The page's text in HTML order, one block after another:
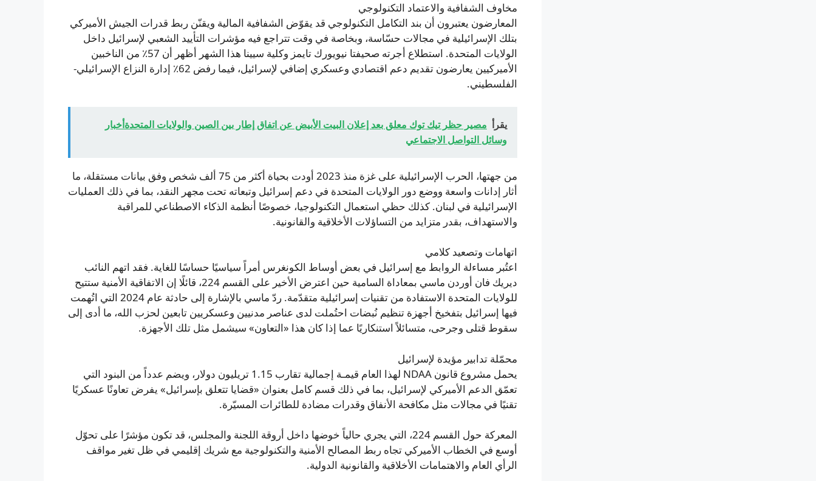
مخاوف الشفافية والاعتماد التكنولوجي
المعارضون يعتبرون أن بند التكامل التكنولوجي قد يقوّض الشفافية المالية ويقنّن ربط قدرات الجيش الأميركي
بتلك الإسرائيلية في مجالات حسّاسة، وبخاصة في وقت تتراجع فيه مؤشرات التأييد الشعبي لإسرائيل داخل
الولايات المتحدة. استطلاع أجرته صحيفتا نيويورك تايمز وكلية سيينا هذا الشهر أظهر أن 57٪ من الناخبين
الأميركيين يعارضون تقديم دعم اقتصادي وعسكري إضافي لإسرائيل، فيما رفض 62٪ إدارة النزاع الإسرائيلي-
الفلسطيني.
يقرأ مصير حظر تيك توك معلق بعد إعلان البيت الأبيض عن اتفاق إطار بين الصين والولايات المتحدةأخبار
وسائل التواصل الاجتماعي
من جهتها، الحرب الإسرائيلية على غزة منذ 2023 أودت بحياة أكثر من 75 ألف شخص وفق بيانات مستقلة، ما
أثار إدانات واسعة ووضع دور الولايات المتحدة في دعم إسرائيل وتبعاته تحت مجهر النقد، بما في ذلك العمليات
الإسرائيلية في لبنان. كذلك حظي استعمال التكنولوجيا، خصوصًا أنظمة الذكاء الاصطناعي للمراقبة
والاستهداف، بقدر متزايد من التساؤلات الأخلاقية والقانونية.
اتهامات وتصعيد كلامي
اعتُبر مساءلة الروابط مع إسرائيل في بعض أوساط الكونغرس أمراً سياسيًا حساسًا للغاية. فقد اتهم النائب
ديريك فان أوردن ماسي بمعاداة السامية حين اعترض الأخير على القسم 224، قائلًا إن الاتفاقية الأمنية ستتيح
للولايات المتحدة الاستفادة من تقنيات إسرائيلية متقدّمة. ردّ ماسي بالإشارة إلى حادثة عام 2024 التي اتُهمت
فيها إسرائيل بتفخيخ أجهزة تنظيم نُبضات احتُملت لدى عناصر مدنيين وعسكريين تابعين لحزب الله، ما أدى إلى
سقوط قتلى وجرحى، متسائلاً استنكاريًا عما إذا كان هذا «التعاون» سيشمل مثل تلك الأجهزة.
محمّلة تدابير مؤيدة لإسرائيل
يحمل مشروع قانون NDAA لهذا العام قيمـة إجمالية تقارب 1.15 تريليون دولار، ويضم عدداً من البنود التي
تعمّق الدعم الأميركي لإسرائيل، بما في ذلك قسم كامل بعنوان «قضايا تتعلق بإسرائيل» يفرض تعاونًا عسكريًا
تقنيًا في مجالات مثل مكافحة الأنفاق وقدرات مضادة للطائرات المسيّرة.
المعركة حول القسم 224، التي يجري حالياً خوضها داخل أروقة اللجنة والمجلس، قد تكون مؤشرًا على تحوّل
أوسع في الخطاب الأميركي تجاه ربط المصالح الأمنية والتكنولوجية مع شريك إقليمي في ظل تغير مواقف
الرأي العام والاهتمامات الأخلاقية والقانونية الدولية.